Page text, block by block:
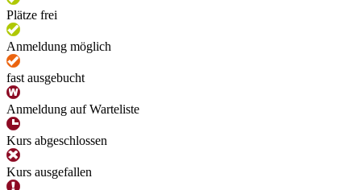
Plätze frei
Anmeldung möglich
fast ausgebucht
Anmeldung auf Warteliste
Kurs abgeschlossen
Kurs ausgefallen